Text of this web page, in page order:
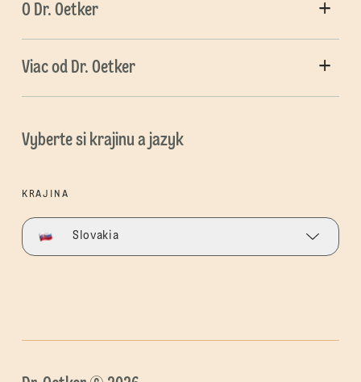
O Dr. Oetker
Viac od Dr. Oetker
Vyberte si krajinu a jazyk
KRAJINA
Slovakia